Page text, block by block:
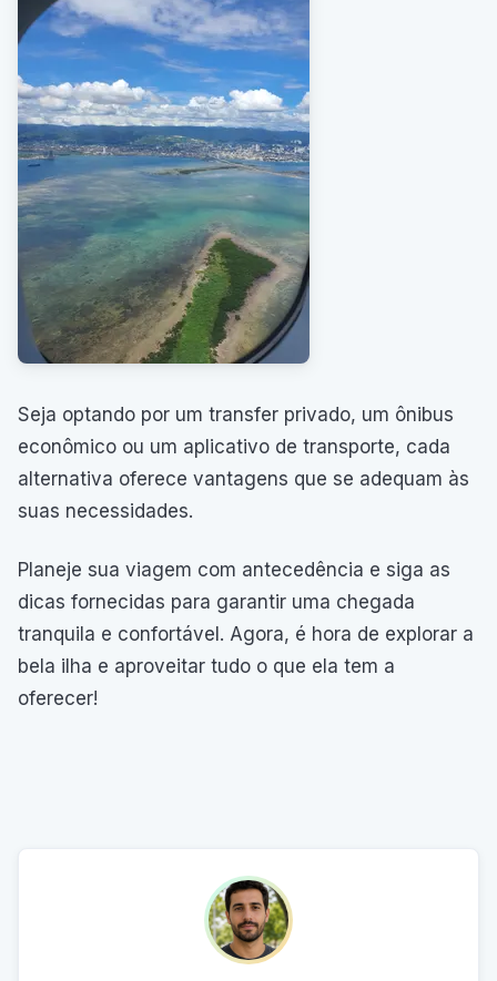
Seja optando por um transfer privado, um ônibus
econômico ou um aplicativo de transporte, cada
alternativa oferece vantagens que se adequam às
suas necessidades.
Planeje sua viagem com antecedência e siga as
dicas fornecidas para garantir uma chegada
tranquila e confortável. Agora, é hora de explorar a
bela ilha e aproveitar tudo o que ela tem a
oferecer!